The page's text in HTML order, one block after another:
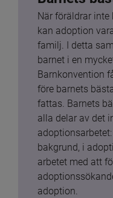
När föräldrar
kan adoption
familj. I detta
barnet i en
Barnkonvention
före barnets
fattas. Barnets
alla delar av det
bakgrund, i
arbetet med att
adoption.